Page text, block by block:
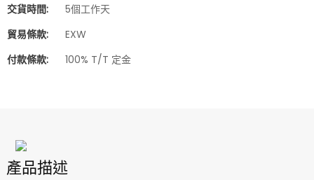
交貨時間:
5個工作天
貿易條款:
EXW
付款條款:
100% T/T 定金
產品描述